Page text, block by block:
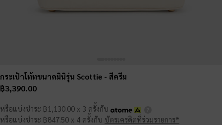
กระเป๋าโท้ทขนาดมินิรุ่น Scottie - สีครีม
฿3,390.00
หรือแบ่งชำระ ฿1,130.00 x 3 ครั้งกับ
หรือแบ่งชำระ ฿847.50 x 4 ครั้งกับ บัตรเครดิตที่ร่วมรายการ*